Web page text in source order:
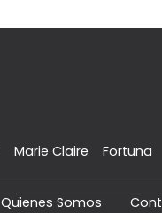
Marie Claire Fortuna
Quienes Somos